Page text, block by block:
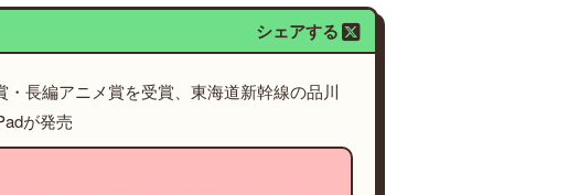
シェアする
・長編アニメ賞を受賞、東海道新幹線の品川
が発売